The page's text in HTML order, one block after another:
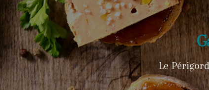
Gîtes,
Le
Nature,
Profitez de toutes les richesses de Brantôme,